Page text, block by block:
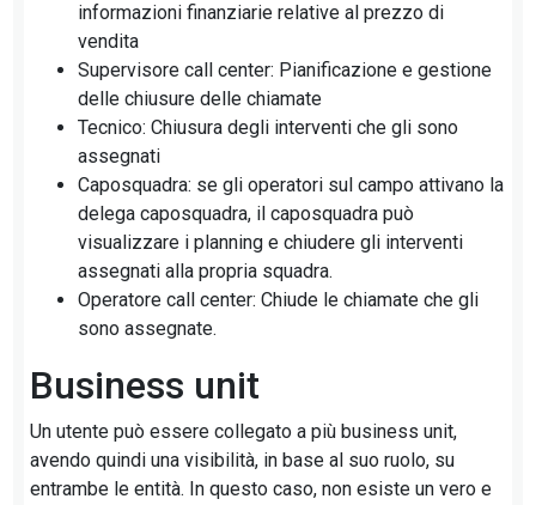
informazioni finanziarie relative al prezzo di
vendita
Supervisore call center: Pianificazione e gestione
delle chiusure delle chiamate
Tecnico: Chiusura degli interventi che gli sono
assegnati
Caposquadra: se gli operatori sul campo attivano la
delega caposquadra, il caposquadra può
visualizzare i planning e chiudere gli interventi
assegnati alla propria squadra.
Operatore call center: Chiude le chiamate che gli
sono assegnate.
Business unit
Un utente può essere collegato a più business unit,
avendo quindi una visibilità, in base al suo ruolo, su
entrambe le entità. In questo caso, non esiste un vero e